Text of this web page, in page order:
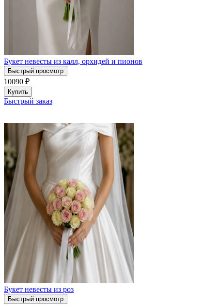
Букет невесты из калл, орхидей и пионов
Быстрый просмотр
10090 ₽
Купить
Быстрый заказ
Букет невесты из роз
Быстрый просмотр